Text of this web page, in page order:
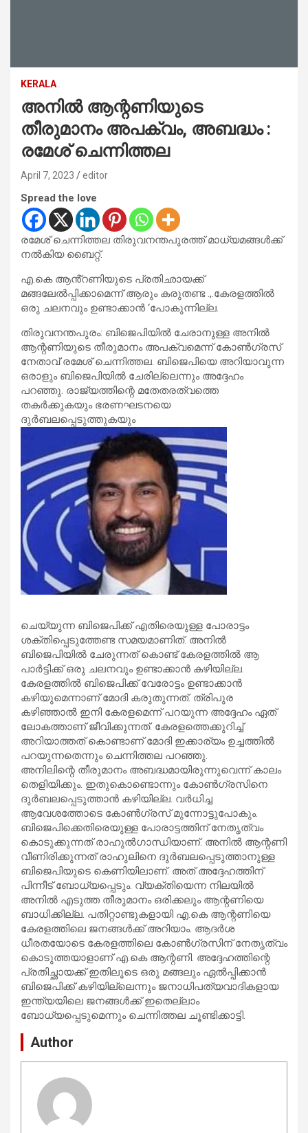
KERALA
അനിൽ ആന്റണിയുടെ
തീരുമാനം അപക്വം, അബദ്ധം :
രമേശ് ചെന്നിത്തല
April 7, 2023 editor
Spread the love
രമേശ് ചെന്നിത്തല തിരുവനന്തപുരത്ത് മാധ്യമങ്ങൾക്ക്
നൽകിയ ബൈറ്റ്.
എ.കെ ആൻ്റണിയുടെ പ്രതിഛായക്ക്
മങ്ങലേൽപ്പിക്കാമെന്ന് ആരും കരുതണ്ട .,.കേരളത്തിൽ
ഒരു ചലനവും ഉണ്ടാക്കാൻ ‘പോകുന്നില്ല.
തിരുവനന്തപുരം: ബിജെപിയിൽ ചേരാനുള്ള അനിൽ
ആന്റണിയുടെ തീരുമാനം അപക്വമെന്ന് കോൺ​ഗ്രസ്
നേതാവ് രമേശ് ചെന്നിത്തല. ബിജെപിയെ അറിയാവുന്ന
ഒരാളും ബിജെപിയിൽ ചേരില്ലെന്നും അദ്ദേഹം
പറഞ്ഞു. രാജ്യത്തിന്റെ മതേതരത്വത്തെ
തകർക്കുകയും ഭരണഘടനയെ
ദുർബലപ്പെടുത്തുകയും
ചെയ്യുന്ന ബിജെപിക്ക് എതിരെയുള്ള പോരാട്ടം
ശക്തിപ്പെടുത്തേണ്ട സമയമാണിത്. അനിൽ
ബിജെപിയിൽ ചേരുന്നത് കൊണ്ട് കേരളത്തിൽ ആ
പാർട്ടിക്ക് ഒരു ചലനവും ഉണ്ടാക്കാൻ കഴിയില്ല.
കേരളത്തിൽ ബിജെപിക്ക് വേരോട്ടം ഉണ്ടാക്കാൻ
കഴിയുമെന്നാണ് മോദി കരുതുന്നത്. ത്രിപുര
കഴിഞ്ഞാൽ ഇനി കേരളമെന്ന് പറയുന്ന അദ്ദേഹം ഏത്
ലോകത്താണ് ജീവിക്കുന്നത്. കേരളത്തെക്കുറിച്ച്
അറിയാത്തത് കൊണ്ടാണ് മോദി ഇക്കാര്യം ഉച്ചത്തിൽ
പറയുന്നതെന്നും ചെന്നിത്തല പറഞ്ഞു.
അനിലിന്റെ തീരുമാനം അബദ്ധമായിരുന്നുവെന്ന് കാലം
തെളിയിക്കും. ഇതുകൊണ്ടൊന്നും കോൺ​ഗ്രസിനെ
ദുർബലപ്പെടുത്താൻ കഴിയില്ല. വർധിച്ച
ആവേശത്തോടെ കോൺ​ഗ്രസ് മുന്നോട്ടുപോകും.
ബിജെപിക്കെതിരെയുള്ള പോരാട്ടത്തിന് നേതൃത്വം
കൊടുക്കുന്നത് രാഹുൽ​ഗാന്ധിയാണ്. അനിൽ ആന്റണി
വീണിരിക്കുന്നത് രാഹുലിനെ ദുർബലപ്പെടുത്താനുള്ള
ബിജെപിയുടെ കെണിയിലാണ്. അത് അദ്ദേഹത്തിന്
പിന്നീട് ബോധ്യപ്പെടും. വ്യക്തിയെന്ന നിലയിൽ
അനിൽ എടുത്ത തീരുമാനം ഒരിക്കലും ആന്റണിയെ
ബാധിക്കില്ല. പതിറ്റാണ്ടുകളായി എ.കെ ആന്റണിയെ
കേരളത്തിലെ ജനങ്ങൾക്ക് അറിയാം. ആദർശ
ധീരതയോടെ കേരളത്തിലെ കോൺ​ഗ്രസിന് നേതൃത്വം
കൊടുത്തയാളാണ് എ.കെ ആന്റണി. അദ്ദേഹത്തിന്റെ
പ്രതിച്ഛായക്ക് ഇതിലൂടെ ഒരു മങ്ങലും ഏൽപ്പിക്കാൻ
ബിജെപിക്ക് കഴിയില്ലെന്നും ജനാധിപത്യവാദികളായ
ഇന്ത്യയിലെ ജനങ്ങൾക്ക് ഇതെല്ലാം
ബോധ്യപ്പെടുമെന്നും ചെന്നിത്തല ചൂണ്ടിക്കാട്ടി.
Author